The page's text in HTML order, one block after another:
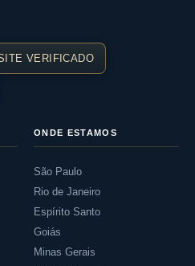
VERIFICADO
ONDE ESTAMOS
São Paulo
Rio de Janeiro
Espírito Santo
Goiás
Minas Gerais